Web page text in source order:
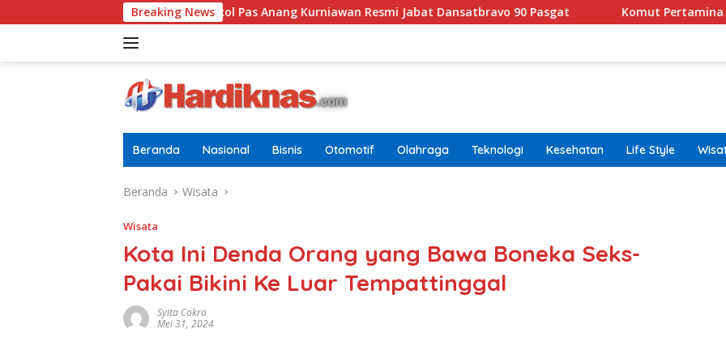
ke
Breaking News
Letkol Pas Anang Kurniawan Resmi Jabat Dansatbravo 90 Pasgat Komut Pertamina Tegaskan Tak
Beranda Nasional Bisnis Otomotif Olahraga Teknologi Kesehatan Life Style
Beranda Wisata
Wisata
Kota Ini Denda Orang yang Bawa Boneka Seks-
Pakai Bikini Ke Luar Tempattinggal
Syita Cokro
Mei 31, 2024